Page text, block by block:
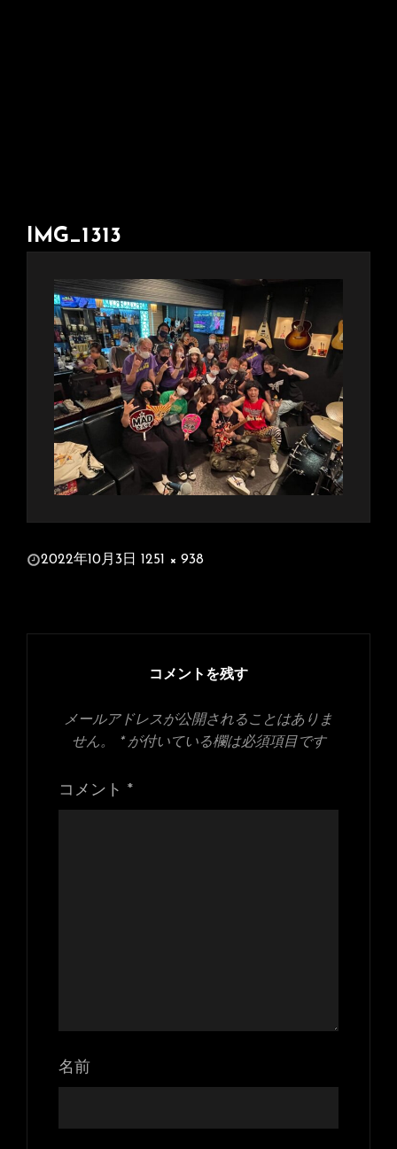
IMG_1313
投2022年10月3日 1251 × 938
コメントを残す
メールアドレスが公開されることはありま
せん。
*が付いている欄は必須項目です
コメント *
名前